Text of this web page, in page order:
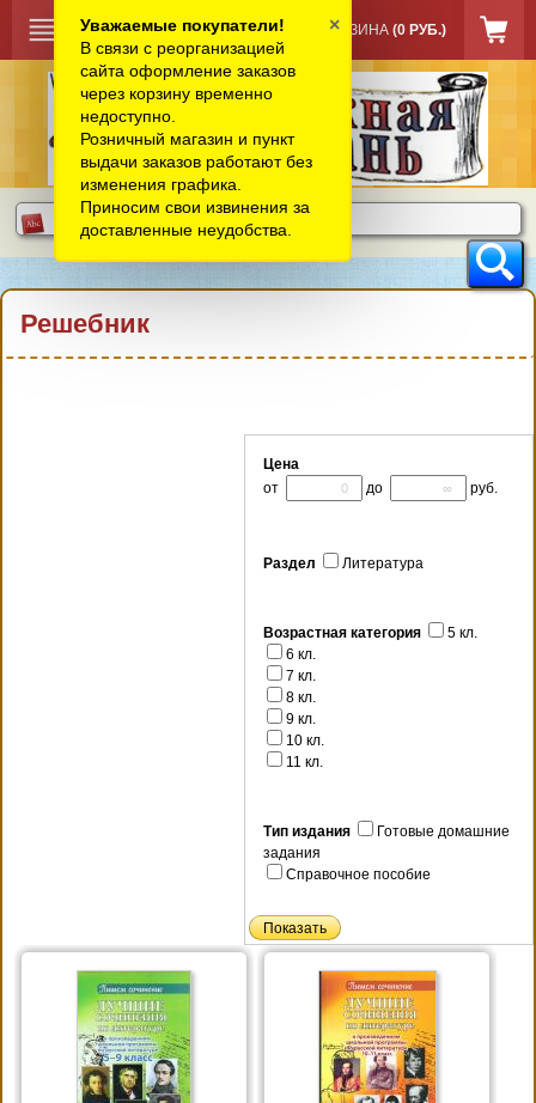
КОРЗИНА (0 РУБ.)
Решебник
Цена
от
до руб.
Раздел Литература
Возрастная категория
5 кл.
6 кл.
7 кл.
8 кл.
9 кл.
10 кл.
11 кл.
Тип издания
Готовые домашние
задания
Справочное пособие
Уважаемые покупатели!
В связи с реорганизацией
сайта оформление заказов
через корзину временно
недоступно.
Розничный магазин и пункт
выдачи заказов работают без
изменения графика.
Приносим свои извинения за
доставленные неудобства.
×